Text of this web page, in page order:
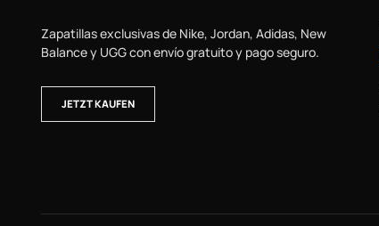
Zapatillas exclusivas de Nike, Jordan, Adidas, New
Balance y UGG con envío gratuito y pago seguro.
JETZT KAUFEN